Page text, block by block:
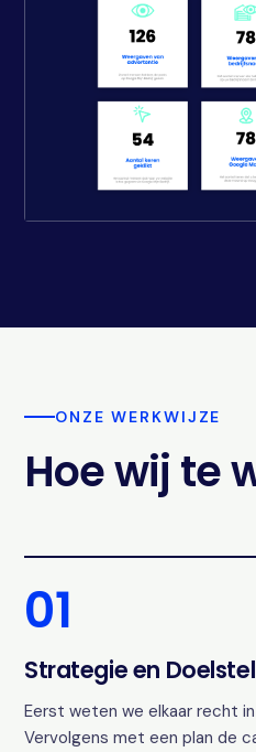
ONZE WERKWIJZE
Hoe wij te
01
Strategie en
Eerst weten we elkaar recht
Vervolgens met een plan de